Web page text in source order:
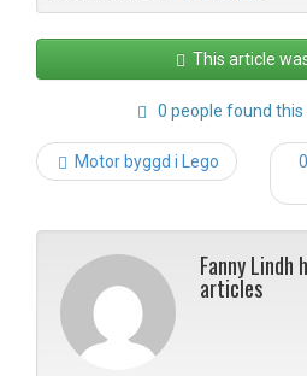
This article
0 people found this
Post
Motor byggd i Lego
Fanny
articles